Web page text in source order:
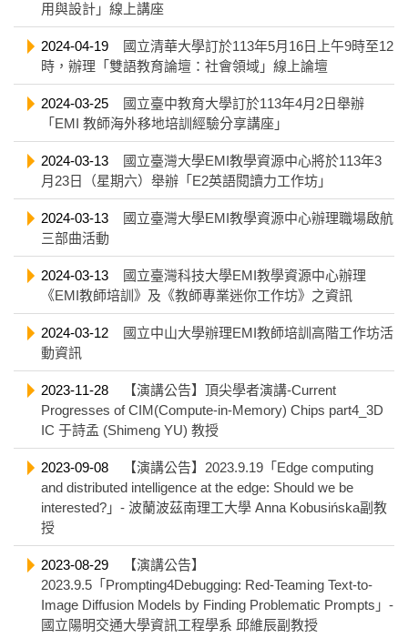
用與設計」線上講座
2024-04-19
國立清華大學訂於113年5月16日上午9時至12
時，辦理「雙語教育論壇：社會領域」線上論壇
2024-03-25
國立臺中教育大學訂於113年4月2日舉辦
「EMI 教師海外移地培訓經驗分享講座」
2024-03-13
國立臺灣大學EMI教學資源中心將於113年3
月23日（星期六）舉辦「E2英語閱讀力工作坊」
2024-03-13
國立臺灣大學EMI教學資源中心辦理職場啟航
三部曲活動
2024-03-13
國立臺灣科技大學EMI教學資源中心辦理
《EMI教師培訓》及《教師專業迷你工作坊》之資訊
2024-03-12
國立中山大學辦理EMI教師培訓高階工作坊活
動資訊
2023-11-28
【演講公告】頂尖學者演講-Current
Progresses of CIM(Compute-in-Memory) Chips part4_3D
IC 于詩孟 (Shimeng YU) 教授
2023-09-08
【演講公告】2023.9.19「Edge computing
and distributed intelligence at the edge: Should we be
interested?」- 波蘭波茲南理工大學 Anna Kobusińska副教
授
2023-08-29
【演講公告】
2023.9.5「Prompting4Debugging: Red-Teaming Text-to-
Image Diffusion Models by Finding Problematic Prompts」-
國立陽明交通大學資訊工程學系 邱維辰副教授